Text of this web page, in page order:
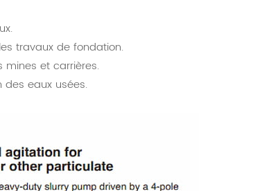
travaux de fondation.
et carrières.
des eaux usées.